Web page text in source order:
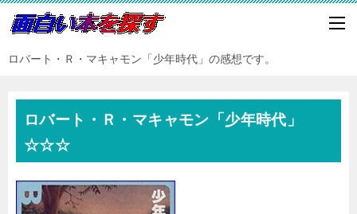
ロバート・Ｒ・マキャモン「少年時代」の感想です。
ロバート・Ｒ・マキャモン「少年時代」
☆☆☆